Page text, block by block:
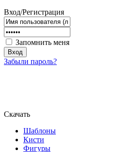
Вход/Регистрация
Запомнить меня
Забыли пароль?
Скачать
Шаблоны
Кисти
Фигуры